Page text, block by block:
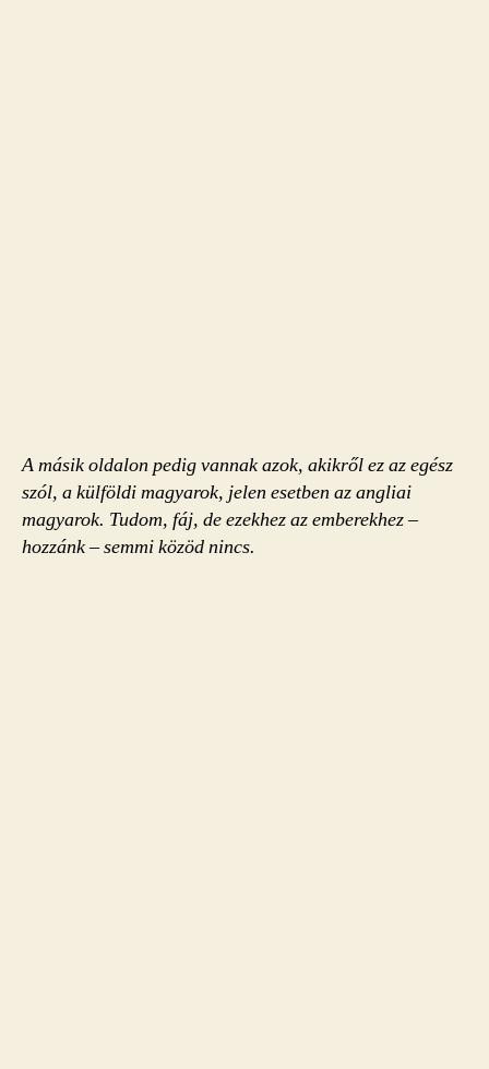
A másik oldalon pedig vannak azok, akikről ez az egész
szól, a külföldi magyarok, jelen esetben az angliai
magyarok. Tudom, fáj, de ezekhez az emberekhez –
hozzánk – semmi közöd nincs.